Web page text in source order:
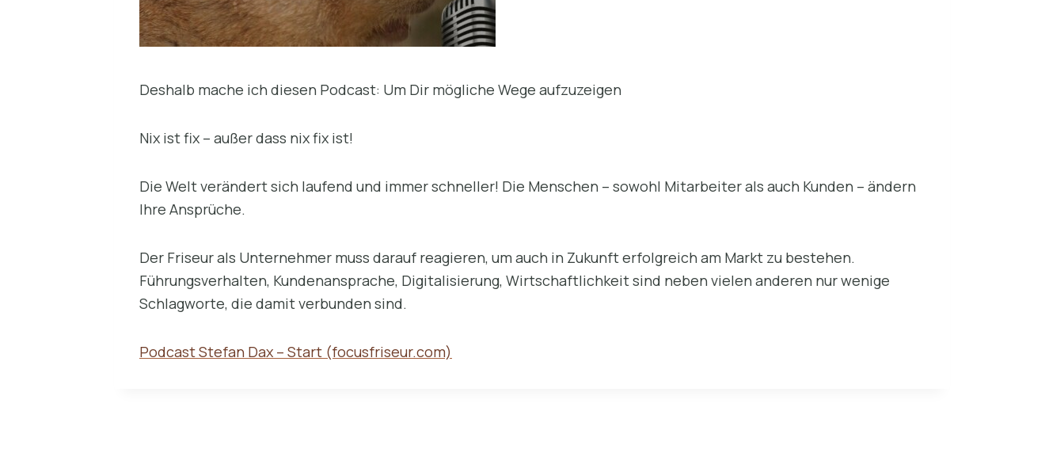
Deshalb mache ich diesen Podcast: Um Dir mögliche Wege aufzuzeigen
Nix ist fix – außer dass nix fix ist!
Die Welt verändert sich laufend und immer schneller! Die Menschen – sowohl Mitarbeiter als auch Kunden – ändern
Ihre Ansprüche.
Der Friseur als Unternehmer muss darauf reagieren, um auch in Zukunft erfolgreich am Markt zu bestehen.
Führungsverhalten, Kundenansprache, Digitalisierung, Wirtschaftlichkeit sind neben vielen anderen nur wenige
Schlagworte, die damit verbunden sind.
Podcast Stefan Dax – Start (focusfriseur.com)